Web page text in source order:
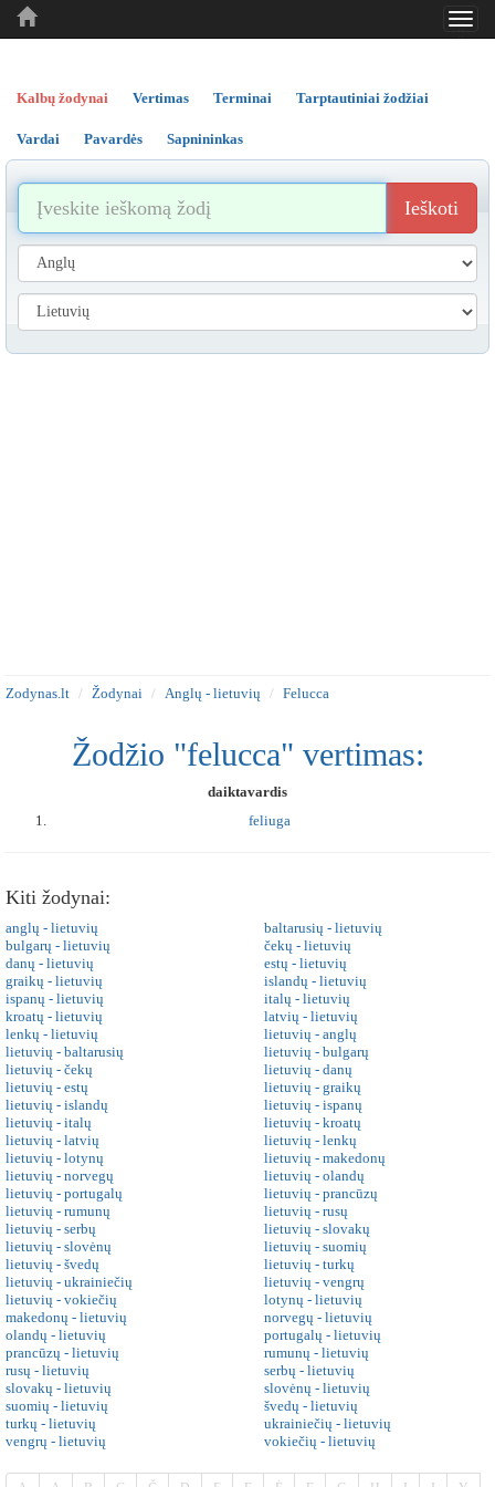
..
..
Kalbų žodynai Vertimas Terminai Tarptautiniai žodžiai
Vardai Pavardės Sapnininkas
Ieškoti
Zodynas.lt Žodynai Anglų - lietuvių Felucca
Žodžio "felucca" vertimas:
daiktavardis
feliuga
Kiti žodynai:
anglų - lietuvių
baltarusių - lietuvių
bulgarų - lietuvių
čekų - lietuvių
danų - lietuvių
estų - lietuvių
graikų - lietuvių
islandų - lietuvių
ispanų - lietuvių
italų - lietuvių
kroatų - lietuvių
latvių - lietuvių
lenkų - lietuvių
lietuvių - anglų
lietuvių - baltarusių
lietuvių - bulgarų
lietuvių - čekų
lietuvių - danų
lietuvių - estų
lietuvių - graikų
lietuvių - islandų
lietuvių - ispanų
lietuvių - italų
lietuvių - kroatų
lietuvių - latvių
lietuvių - lenkų
lietuvių - lotynų
lietuvių - makedonų
lietuvių - norvegų
lietuvių - olandų
lietuvių - portugalų
lietuvių - prancūzų
lietuvių - rumunų
lietuvių - rusų
lietuvių - serbų
lietuvių - slovakų
lietuvių - slovėnų
lietuvių - suomių
lietuvių - švedų
lietuvių - turkų
lietuvių - ukrainiečių
lietuvių - vengrų
lietuvių - vokiečių
lotynų - lietuvių
makedonų - lietuvių
norvegų - lietuvių
olandų - lietuvių
portugalų - lietuvių
prancūzų - lietuvių
rumunų - lietuvių
rusų - lietuvių
serbų - lietuvių
slovakų - lietuvių
slovėnų - lietuvių
suomių - lietuvių
švedų - lietuvių
turkų - lietuvių
ukrainiečių - lietuvių
vengrų - lietuvių
vokiečių - lietuvių